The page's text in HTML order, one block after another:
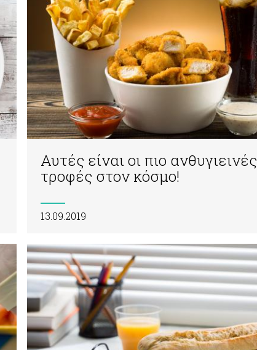
Αυτές είναι οι πιο ανθυγιεινές
τροφές στον κόσμο!
13.09.2019